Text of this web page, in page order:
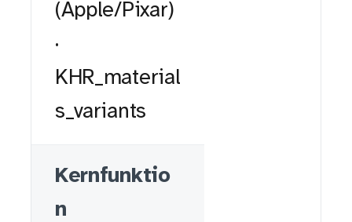
(Apple/Pixar)
·
KHR_material
s_variants
Kernfunktio
n